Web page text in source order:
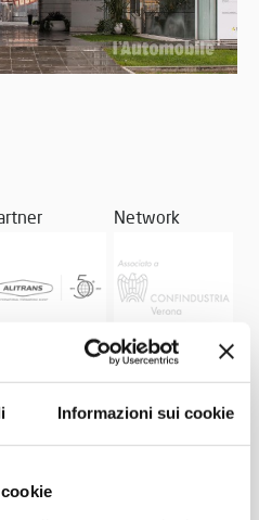
Informazioni sui cookie
Network